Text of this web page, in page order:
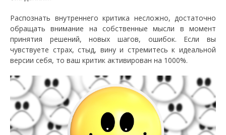
Распознать внутреннего критика несложно, достаточно
обращать внимание на собственные мысли в момент
принятия решений, новых шагов, ошибок. Если вы
чувствуете страх, стыд, вину и стремитесь к идеальной
версии себя, то ваш критик активирован на 1000%.